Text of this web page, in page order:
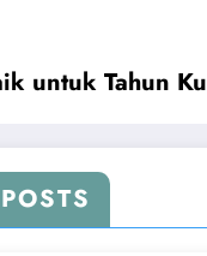
untuk Tahun